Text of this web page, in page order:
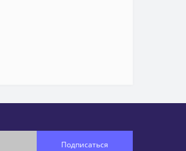
Подписаться